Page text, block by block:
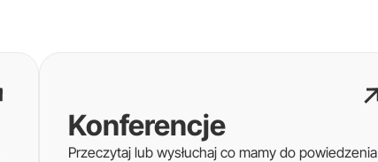
Konferencje
Przeczytaj lub wysłuchaj co mamy do powiedzenia